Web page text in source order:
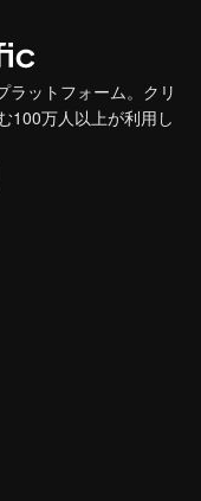
ラットフォーム。クリ
100万人以上が利用し